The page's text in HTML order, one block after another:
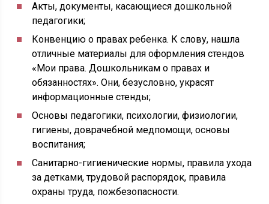
Акты, документы, касающиеся дошкольной
педагогики;
Конвенцию о правах ребенка. К слову, нашла
отличные материалы для оформления стендов
«Мои права. Дошкольникам о правах и
обязанностях». Они, безусловно, украсят
информационные стенды;
Основы педагогики, психологии, физиологии,
гигиены, доврачебной медпомощи, основы
воспитания;
Санитарно-гигиенические нормы, правила ухода
за детками, трудовой распорядок, правила
охраны труда, пожбезопасности.